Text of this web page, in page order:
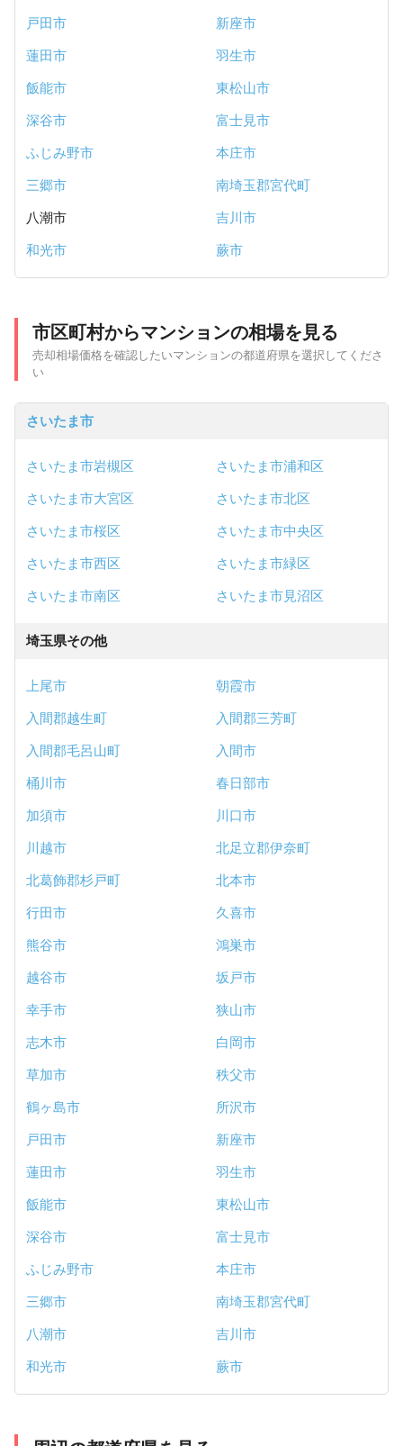
戸田市
新座市
蓮田市
羽生市
飯能市
東松山市
深谷市
富士見市
ふじみ野市
本庄市
三郷市
南埼玉郡宮代町
八潮市
吉川市
和光市
蕨市
市区町村からマンションの相場を見る
売却相場価格を確認したいマンションの都道府県を選択してくださ
い
さいたま市
さいたま市岩槻区
さいたま市浦和区
さいたま市大宮区
さいたま市北区
さいたま市桜区
さいたま市中央区
さいたま市西区
さいたま市緑区
さいたま市南区
さいたま市見沼区
埼玉県その他
上尾市
朝霞市
入間郡越生町
入間郡三芳町
入間郡毛呂山町
入間市
桶川市
春日部市
加須市
川口市
川越市
北足立郡伊奈町
北葛飾郡杉戸町
北本市
行田市
久喜市
熊谷市
鴻巣市
越谷市
坂戸市
幸手市
狭山市
志木市
白岡市
草加市
秩父市
鶴ヶ島市
所沢市
戸田市
新座市
蓮田市
羽生市
飯能市
東松山市
深谷市
富士見市
ふじみ野市
本庄市
三郷市
南埼玉郡宮代町
八潮市
吉川市
和光市
蕨市